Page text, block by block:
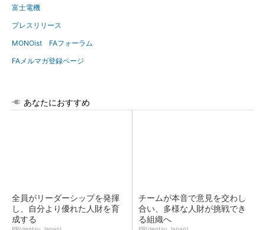
富士電機
プレスリリース
MONOist FAフォーラム
FAメルマガ登録ページ
あなたにおすすめ
全員がリーダーシップを発揮
し、自分より優れた人財を育
成する
チームが本音で意見を交わし
合い、多様な人財が挑戦でき
る組織へ